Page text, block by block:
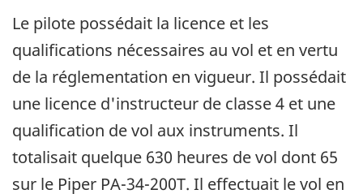
Le pilote possédait la licence et les
qualifications nécessaires au vol et en vertu
de la réglementation en vigueur. Il possédait
une licence d'instructeur de classe 4 et une
qualification de vol aux instruments. Il
totalisait quelque 630 heures de vol dont 65
sur le Piper PA-34-200T. Il effectuait le vol en